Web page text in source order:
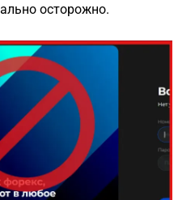
осторожно.